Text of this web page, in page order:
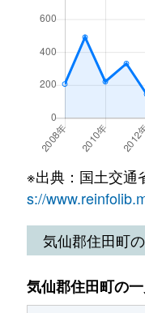
※出典：国土交通
s://
気仙郡住田町
気仙郡住田町の